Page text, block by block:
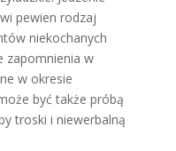
pewien rodzaj
niekochanych
zapomnienia w
w okresie
być także próbą
troski i niewerbalną